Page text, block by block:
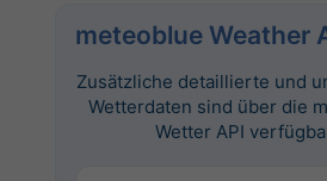
meteoblue Weather
Zusätzliche detaillierte und
Wetterdaten sind über die
Wetter API